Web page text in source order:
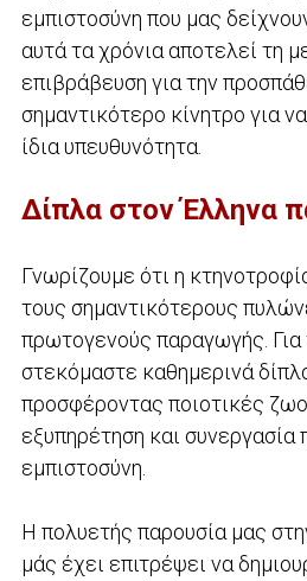
εμπιστοσύνη που μας
αυτά τα χρόνια αποτελεί τη
επιβράβευση για την
σημαντικότερο κίνητρο για
ίδια υπευθυνότητα.
Δίπλα στον Έλληνα
Γνωρίζουμε ότι η
τους σημαντικότερους
πρωτογενούς παραγωγής. Για
στεκόμαστε καθημερινά
προσφέροντας ποιοτικές
εξυπηρέτηση και συνεργασία
εμπιστοσύνη.
Η πολυετής παρουσία μας
μάς έχει επιτρέψει να